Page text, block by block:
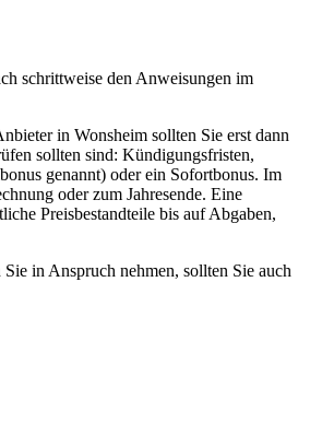
schrittweise den Anweisungen im
in Wonsheim sollten Sie erst dann
sollten sind: Kündigungsfristen,
genannt) oder ein Sofortbonus. Im
oder zum Jahresende. Eine
Preisbestandteile bis auf Abgaben,
in Anspruch nehmen, sollten Sie auch